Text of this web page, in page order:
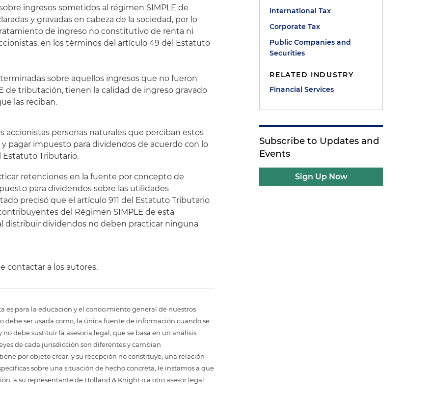
ingresos sometidos al régimen SIMPLE de
y gravadas en cabeza de la sociedad, por lo
de ingreso no constitutivo de renta ni
en los términos del artículo 49 del Estatuto
sobre aquellos ingresos que no fueron
de tributación, tienen la calidad de ingreso gravado
las reciban.
accionistas personas naturales que perciban estos
pagar impuesto para dividendos de acuerdo con lo
Estatuto Tributario.
retenciones en la fuente por concepto de
para dividendos sobre las utilidades
precisó que el artículo 911 del Estatuto Tributario
del Régimen SIMPLE de esta
distribuir dividendos no deben practicar ninguna
contactar a los autores.
es para la educación y el conocimiento general de nuestros
debe ser usada como, la única fuente de información cuando se
debe sustituir la asesoría legal, que se basa en un análisis
de cada jurisdicción son diferentes y cambian
por objeto crear, y su recepción no constituye, una relación
sobre una situación de hecho concreta, le instamos a que
a su representante de Holland & Knight o a otro asesor legal
International Tax
Corporate Tax
Public Companies and
Securities
RELATED INDUSTRY
Financial Services
Subscribe to Updates and
Events
Sign Up Now